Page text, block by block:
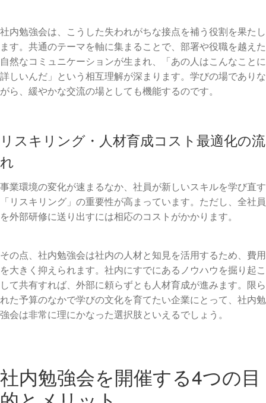
社内勉強会は、こうした失われがちな接点を補う役割を果たし
ます。共通のテーマを軸に集まることで、部署や役職を越えた
自然なコミュニケーションが生まれ、「あの人はこんなことに
詳しいんだ」という相互理解が深まります。学びの場でありな
がら、緩やかな交流の場としても機能するのです。
リスキリング・人材育成コスト最適化の流
れ
事業環境の変化が速まるなか、社員が新しいスキルを学び直す
「リスキリング」の重要性が高まっています。ただし、全社員
を外部研修に送り出すには相応のコストがかかります。
その点、社内勉強会は社内の人材と知見を活用するため、費用
を大きく抑えられます。社内にすでにあるノウハウを掘り起こ
して共有すれば、外部に頼らずとも人材育成が進みます。限ら
れた予算のなかで学びの文化を育てたい企業にとって、社内勉
強会は非常に理にかなった選択肢といえるでしょう。
社内勉強会を開催する4つの目